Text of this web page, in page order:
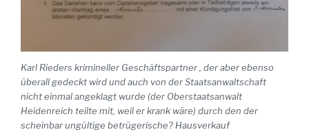
Karl Rieders krimineller Geschäftspartner , der aber ebenso
überall gedeckt wird und auch von der Staatsanwaltschaft
nicht einmal angeklagt wurde (der Oberstaatsanwalt
Heidenreich teilte mit, weil er krank wäre) durch den der
scheinbar ungültige betrügerische? Hausverkauf